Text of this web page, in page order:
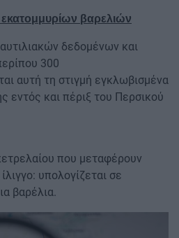
βαρελιών
δεδομένων και
300
αυτή τη στιγμή εγκλωβισμένα
εντός και πέριξ του Περσικού
που μεταφέρουν
υπολογίζεται σε
βαρέλια.